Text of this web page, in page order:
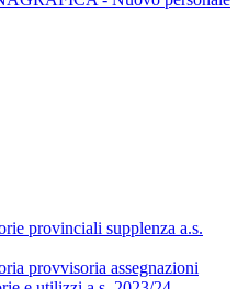
provinciali supplenza a.s.
provvisoria assegnazioni